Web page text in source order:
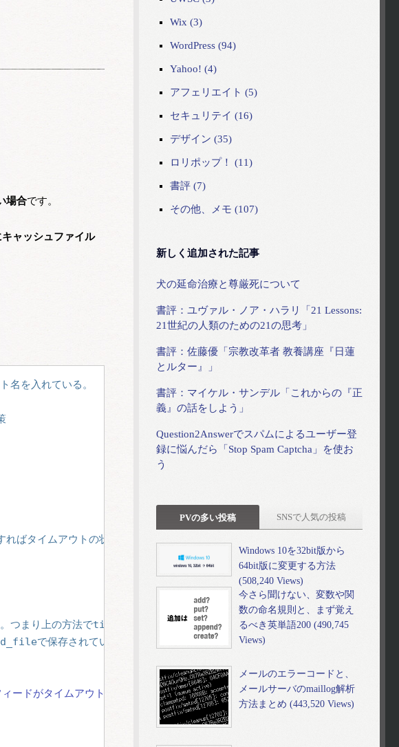
場合です。
ャッシュファイル
名を入れている。
ばタイムアウトの状態をシュミレートできる。
つまり上の方法でtimed_outとなった場合
で保存されているキャッシュファイルを取得
ードがタイムアウトしています。\n" . $cache_version . "\n現状過去のキ
Wix (3)
WordPress (94)
Yahoo! (4)
アフェリエイト (5)
セキュリテイ (16)
デザイン (35)
ロリポップ！ (11)
書評 (7)
その他、メモ (107)
新しく追加された記事
犬の延命治療と尊厳死について
書評：ユヴァル・ノア・ハラリ「21 Lessons:
21世紀の人類のための21の思考」
書評：佐藤優「宗教改革者 教養講座『日蓮
とルター』」
書評：マイケル・サンデル「これからの『正
義』の話をしよう」
Question2Answerでスパムによるユーザー登
録に悩んだら「Stop Spam Captcha」を使お
う
PVの多い投稿 SNSで人気の投稿
Windows 10を32bit版から
64bit版に変更する方法
(508,240 Views)
今さら聞けない、変数や関
数の命名規則と、まず覚え
るべき英単語200 (490,745
Views)
メールのエラーコードと、
メールサーバのmaillog解析
方法まとめ (443,520 Views)